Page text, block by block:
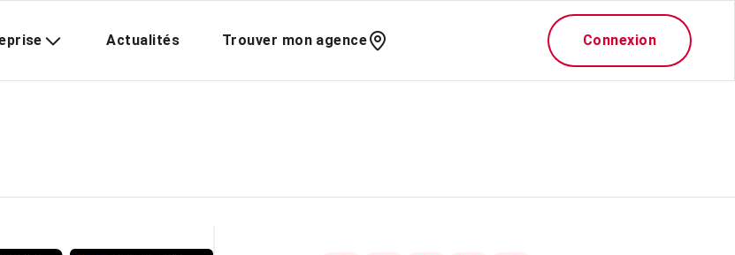
Actualités Trouver mon agence Connexion